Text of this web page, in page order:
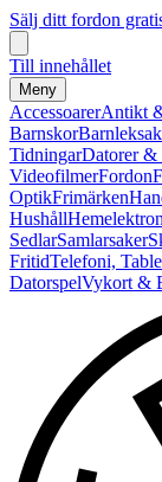
Sälj ditt fordon
Till innehållet
Meny
AccessoarerAntikt
Barnskor
TidningarDatorer &
VideofilmerFordon
OptikFrimärken
Hushåll
SedlarSamlarsaker
FritidTelefoni,
DatorspelVykort &